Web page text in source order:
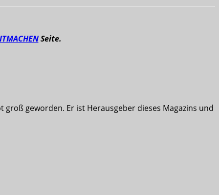
Seite.
groß geworden. Er ist Herausgeber dieses Magazins und